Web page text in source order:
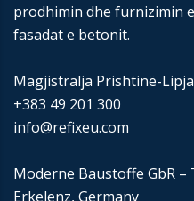
prodhimin dhe furnizimin
fasadat e betonit.
Magjistralja Prishtinë-
+383 49 201 300
info@refixeu.com
Moderne Baustoffe GbR –
Erkelenz, Germany